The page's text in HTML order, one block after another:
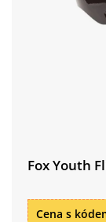
Fox Youth
Cena s